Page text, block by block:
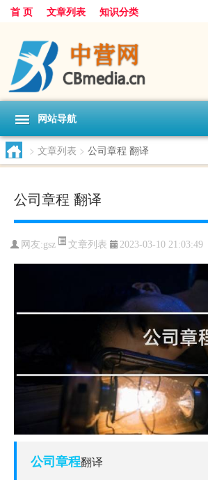
首 页 文章列表 知识分类
网站导航
> 文章列表 > 公司章程 翻译
公司章程 翻译
网友:gsz 文章列表 2023-03-10 21:03:49
公司章程翻译